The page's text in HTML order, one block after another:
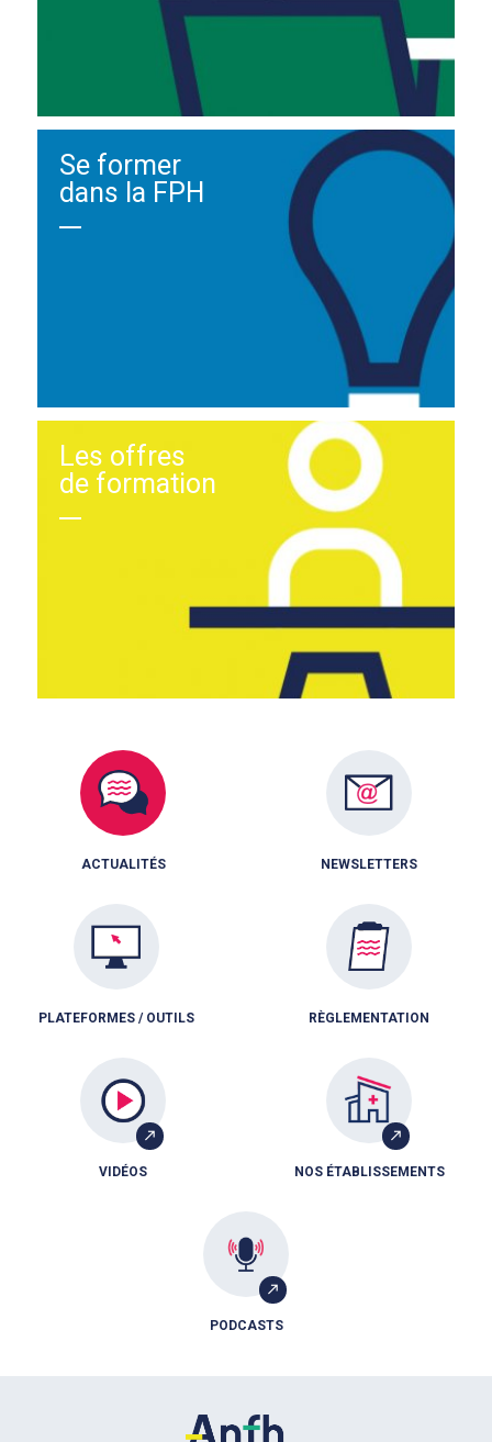
Se former
dans la FPH
Les offres
de formation
ACTUALITÉS NEWSLETTERS
PLATEFORMES / OUTILS RÈGLEMENTATION
VIDÉOS NOS ÉTABLISSEMENTS
PODCASTS